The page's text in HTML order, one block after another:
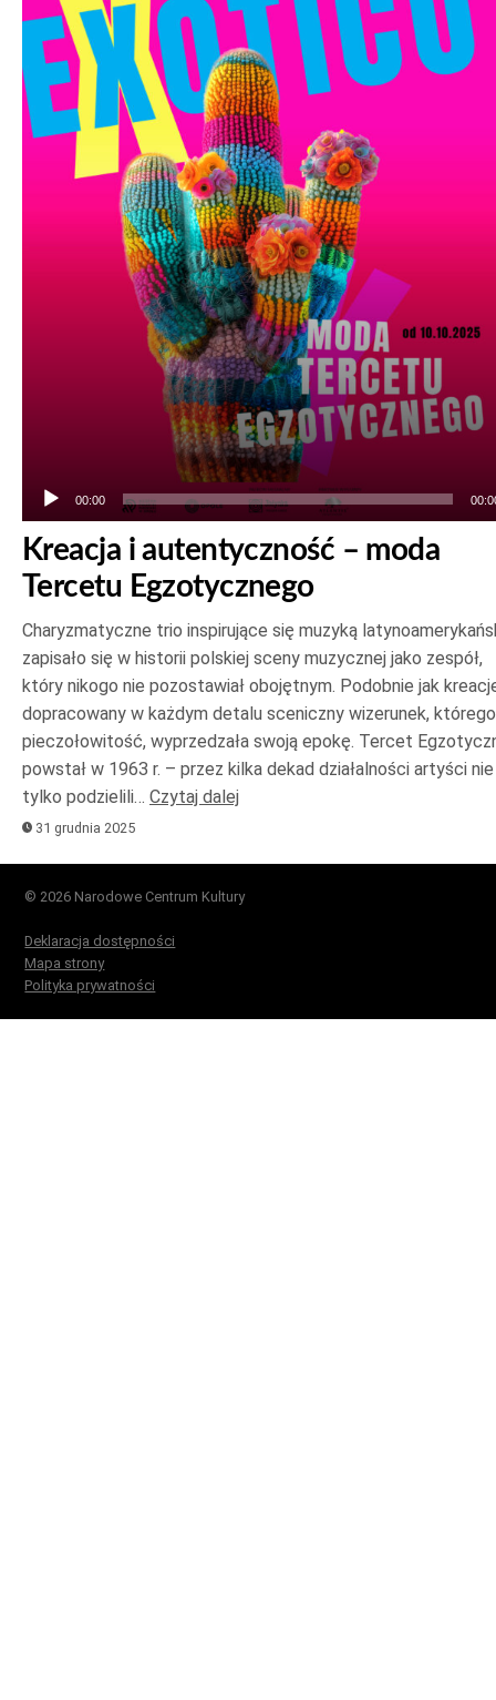
00:00
Kreacja i autentyczność – moda
Tercetu Egzotycznego
Charyzmatyczne trio inspirujące się muzyką
zapisało się w historii polskiej sceny muzycznej jako zespół,
który nikogo nie pozostawiał obojętnym. Podobnie jak
dopracowany w każdym detalu sceniczny wizerunek, którego
pieczołowitość, wyprzedzała swoją epokę. Tercet
powstał w 1963 r. – przez kilka dekad działalności artyści nie
tylko podzielili… Czytaj dalej
31 grudnia 2025
© 2026 Narodowe Centrum Kultury
Deklaracja dostępności
Mapa strony
Polityka prywatności